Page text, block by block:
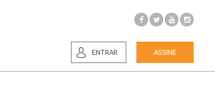
ENTRAR ASSINE